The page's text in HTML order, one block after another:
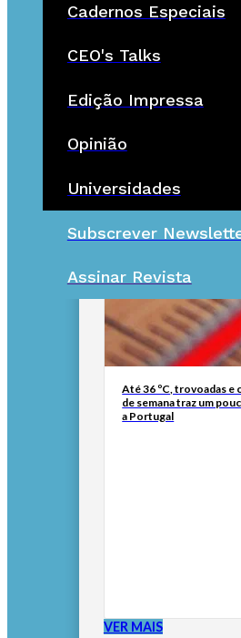
Cadernos Especiais
CEO's Talks
Edição Impressa
Opinião
Universidades
Subscrever
Assinar Revista
Até 36 ºC, trovoadas e
de semana traz um
a Portugal
VER MAIS